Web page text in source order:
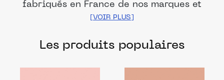
fabriqués en France de nos marques et
distributeurs partenaires. Des produits
français pour prendre soin de votre teint.
Les produits populaires